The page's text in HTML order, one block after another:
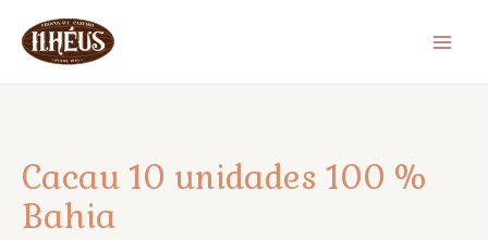
para
Cacau 10 unidades 100 %
Bahia